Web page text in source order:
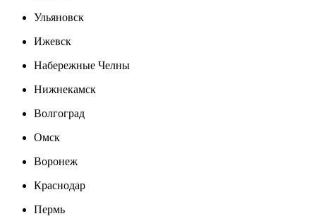
Ульяновск
Ижевск
Набережные Челны
Нижнекамск
Волгоград
Омск
Воронеж
Краснодар
Пермь